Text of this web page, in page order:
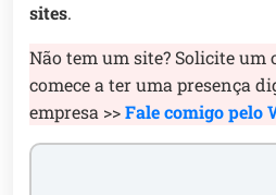
sites.
Não tem um site? Solicite um
comece a ter uma presença
empresa >>Fale comigo pelo